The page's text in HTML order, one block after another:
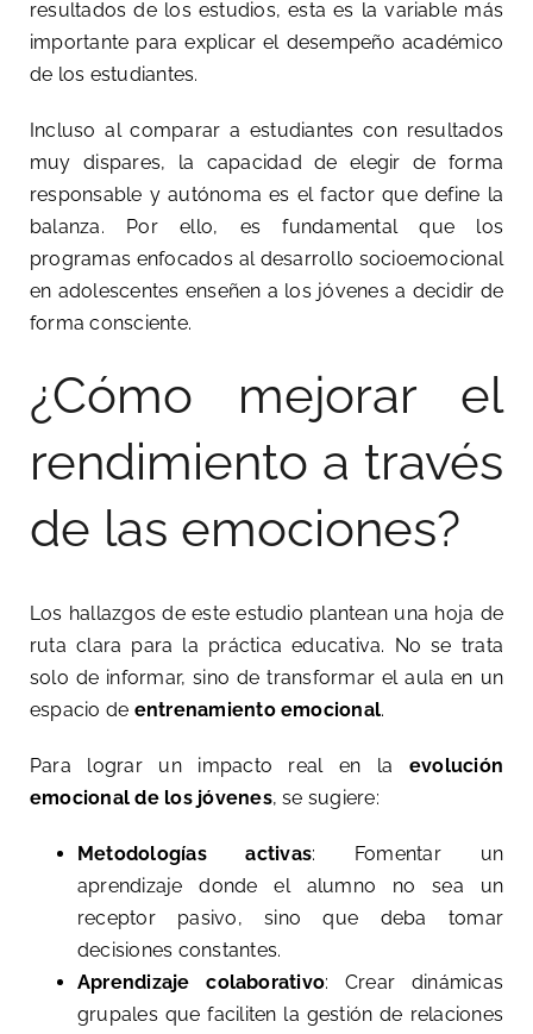
resultados de los estudios, esta es la variable más
importante para explicar el desempeño académico
de los estudiantes.
Incluso al comparar a estudiantes con resultados
muy dispares, la capacidad de elegir de forma
responsable y autónoma es el factor que define la
balanza. Por ello, es fundamental que los
programas enfocados al desarrollo socioemocional
en adolescentes enseñen a los jóvenes a decidir de
forma consciente.
¿Cómo mejorar el
rendimiento a través
de las emociones?
Los hallazgos de este estudio plantean una hoja de
ruta clara para la práctica educativa. No se trata
solo de informar, sino de transformar el aula en un
espacio de entrenamiento emocional.
Para lograr un impacto real en la evolución
emocional de los jóvenes, se sugiere:
Metodologías activas: Fomentar un
aprendizaje donde el alumno no sea un
receptor pasivo, sino que deba tomar
decisiones constantes.
Aprendizaje colaborativo: Crear dinámicas
grupales que faciliten la gestión de relaciones